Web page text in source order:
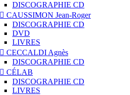
DISCOGRAPHIE CD
 CAUSSIMON Jean-Roger
DISCOGRAPHIE CD
DVD
LIVRES
 CECCALDI Agnès
DISCOGRAPHIE CD
 CÉLAB
DISCOGRAPHIE CD
LIVRES